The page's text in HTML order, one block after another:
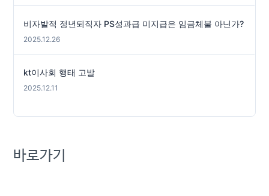
비자발적 정년퇴직자 PS성과급 미지급은 임금체불 아닌가?
2025.12.26
kt이사회 행태 고발
2025.12.11
바로가기